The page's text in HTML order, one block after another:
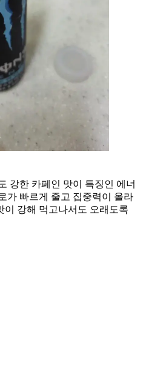
강한 카페인 맛이 특징인 에너
가 빠르게 줄고 집중력이 올라
이 강해 먹고나서도 오래도록